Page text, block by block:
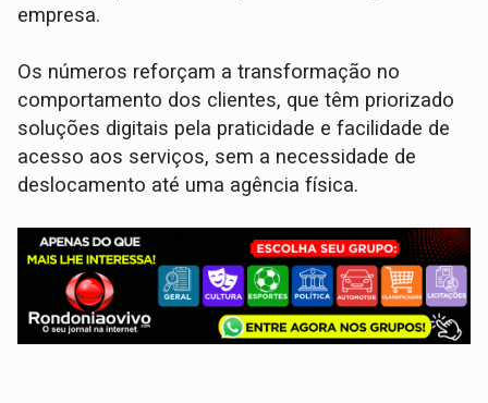
empresa.
Os números reforçam a transformação no
comportamento dos clientes, que têm priorizado
soluções digitais pela praticidade e facilidade de
acesso aos serviços, sem a necessidade de
deslocamento até uma agência física.